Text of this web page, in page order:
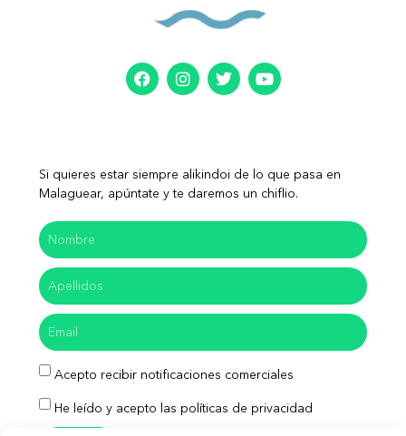
Si quieres estar siempre alikindoi de lo que pasa en
Malaguear, apúntate y te daremos un chiflio.
Acepto recibir notificaciones comerciales
He leído y acepto las políticas de privacidad